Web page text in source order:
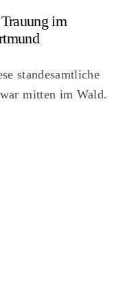
im
standesamtliche
mitten im Wald.